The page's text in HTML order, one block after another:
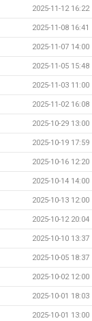
2025-11-12 16:22
2025-11-08 16:41
2025-11-07 14:00
2025-11-05 15:48
2025-11-03 11:00
2025-11-02 16:08
2025-10-29 13:00
2025-10-19 17:59
2025-10-16 12:20
2025-10-14 14:00
2025-10-13 12:00
2025-10-12 20:04
2025-10-10 13:37
2025-10-05 18:37
2025-10-02 12:00
2025-10-01 18:03
2025-10-01 13:00